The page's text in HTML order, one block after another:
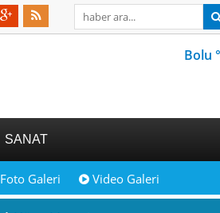
Bolu
SANAT
Foto Galeri Video Galeri